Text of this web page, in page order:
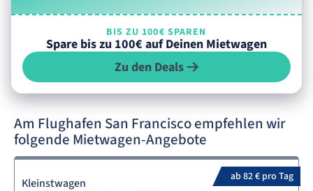
BIS ZU 100€ SPAREN
Spare bis zu 100€ auf Deinen Mietwagen
Zu den Deals
Am Flughafen San Francisco empfehlen wir
folgende Mietwagen-Angebote
ab 82 € pro Tag
Kleinstwagen